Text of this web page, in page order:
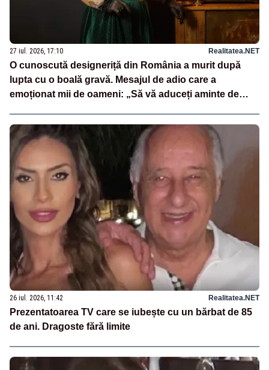
27 iul. 2026, 17:10 Realitatea.NET
O cunoscută designeriță din România a murit după
lupta cu o boală gravă. Mesajul de adio care a
emoționat mii de oameni: „Să vă aduceți aminte de
26 iul. 2026, 11:42 Realitatea.NET
Prezentatoarea TV care se iubește cu un bărbat de 85
de ani. Dragoste fără limite